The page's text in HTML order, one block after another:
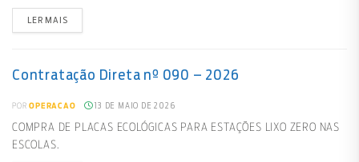
LER MAIS
Contratação Direta nº 090 – 2026
POR OPERACAO 13 DE MAIO DE 2026
COMPRA DE PLACAS ECOLÓGICAS PARA ESTAÇÕES LIXO ZERO NAS
ESCOLAS.